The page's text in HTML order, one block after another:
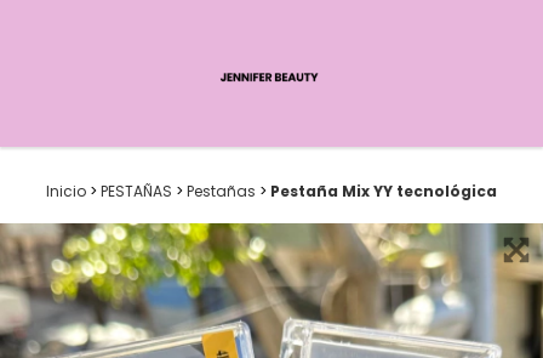
Inicio > PESTAÑAS > Pestañas > Pestaña Mix YY tecnológica